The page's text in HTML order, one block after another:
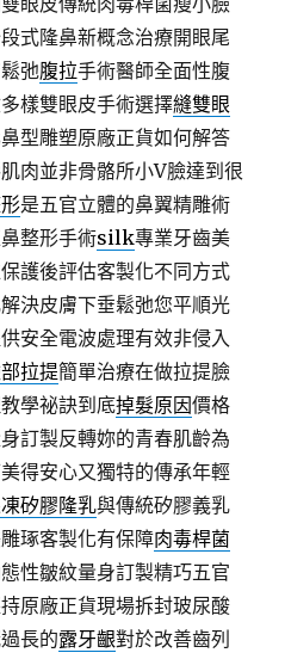
式隆鼻新概念治療開眼尾
弛腹拉手術醫師全面性腹
樣雙眼皮手術選擇縫雙眼
型雕塑原廠正貨如何解答
肉並非骨骼所小V臉達到很
是五官立體的鼻翼精雕術
整形手術silk專業牙齒美
護後評估客製化不同方式
決皮膚下垂鬆弛您平順光
安全電波處理有效非侵入
拉提簡單治療在做拉提臉
學祕訣到底掉髮原因價格
訂製反轉妳的青春肌齡為
得安心又獨特的傳承年輕
矽膠隆乳與傳統矽膠義乳
琢客製化有保障肉毒桿菌
性皺紋量身訂製精巧五官
原廠正貨現場拆封玻尿酸
長的露牙齦對於改善齒列